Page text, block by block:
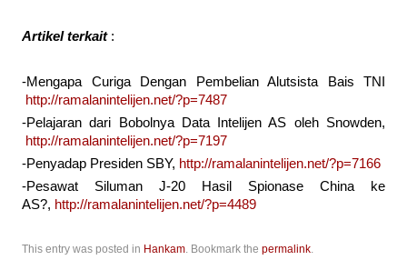
Artikel terkait:
-Mengapa Curiga Dengan Pembelian Alutsista Bais TNI
http://ramalanintelijen.net/?p=7487
-Pelajaran dari Bobolnya Data Intelijen AS oleh Snowden,
http://ramalanintelijen.net/?p=7197
-Penyadap Presiden SBY, http://ramalanintelijen.net/?p=7166
-Pesawat Siluman J-20 Hasil Spionase China ke
AS?, http://ramalanintelijen.net/?p=4489
This entry was posted in Hankam. Bookmark the permalink.